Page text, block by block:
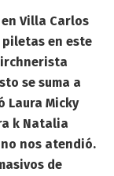
Villa Carlos
piletas en este
se suma a
Laura Micky
k Natalia
nos atendió.
de